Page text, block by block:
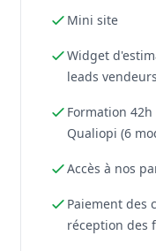
Mini site
Widget
leads vendeurs
Formation
Qualiopi (6
Accès à nos
Paiement des
réception des